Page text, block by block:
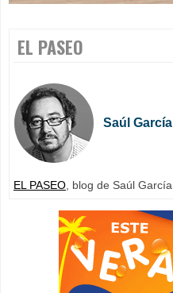
EL PASEO
Saúl García
EL PASEO , blog de Saúl García.